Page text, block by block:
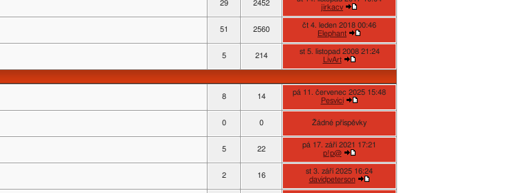
29 2452
jirkacv
51 2560
čt 4. leden 2018 00:46
Elephant
5 214
st 5. listopad 2008 21:24
LivArt
8 14
pá 11. červenec 2025 15:48
Pesvici
0 0 Žádné příspěvky
5 22
pá 17. září 2021 17:21
p!p@
2 16
st 3. září 2025 16:24
davidpeterson